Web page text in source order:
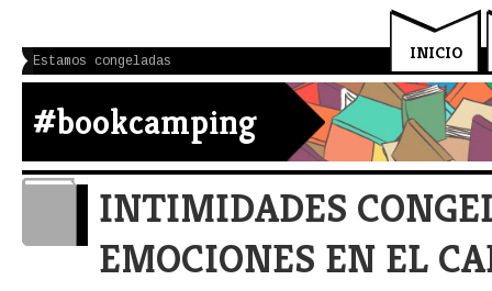
INICIO
Estamos congeladas
#bookcamping
INTIMIDADES
EMOCIONES EN EL